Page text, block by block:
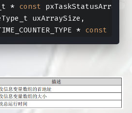
* const pxTaskStatusArray,
uxArraySize,
* const